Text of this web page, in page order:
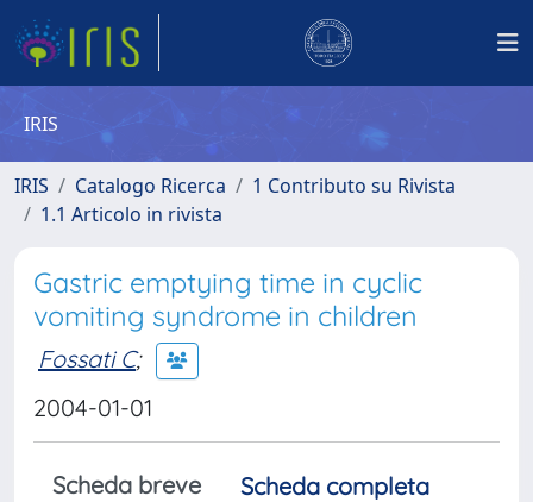
IRIS
IRIS Catalogo Ricerca
1 Contributo su Rivista
1.1 Articolo in rivista
Gastric emptying time in cyclic
vomiting syndrome in children
Fossati C;
2004-01-01
Scheda breve
Scheda completa